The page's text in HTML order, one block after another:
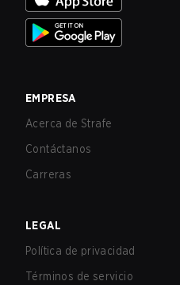
EMPRESA
Acerca de Strafe
Contáctanos
Carreras
LEGAL
Política de privacidad
Términos de servicio